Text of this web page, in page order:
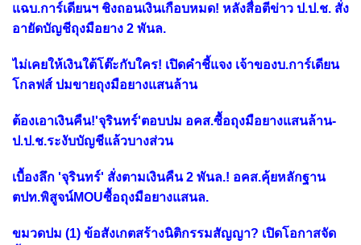
แฉบ.การ์เดียนฯ ชิงถอนเงินเกือบหมด! หลังสื่อตีข่าว ป.ป.ช. สั่ง
อายัดบัญชีถุงมือยาง 2 พันล.
ไม่เคยให้เงินใต้โต๊ะกับใคร! เปิดคำชี้แจง เจ้าของบ.การ์เดียน
โกลฟส์ ปมขายถุงมือยางแสนล้าน
ต้องเอาเงินคืน!'จุรินทร์'ตอบปม อคส.ซื้อถุงมือยางแสนล้าน-
ป.ป.ช.ระงับบัญชีแล้วบางส่วน
เบื้องลึก 'จุรินทร์' สั่งตามเงินคืน 2 พันล.! อคส.คุ้ยหลักฐาน
ตปท.พิสูจน์MOUซื้อถุงมือยางแสนล.
ขมวดปม (1) ข้อสังเกตสร้างนิติกรรมสัญญา? เปิดโอกาสจัด